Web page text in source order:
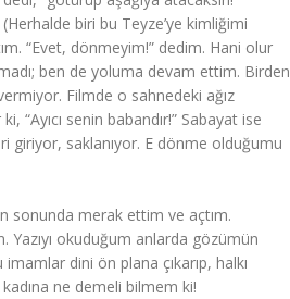
biri bu Teyze’ye kimliğimi
“Evet, dönmeyim!” dedim. Hani olur
ben de yoluma devam ettim. Birden
Filmde o sahnedeki ağız
“Ayıcı senin babandır!” Sabayat ise
giriyor, saklanıyor. E dönme olduğumu
sonunda merak ettim ve açtım.
Yazıyı okuduğum anlarda gözümün
dini ön plana çıkarıp, halkı
ne demeli bilmem ki!